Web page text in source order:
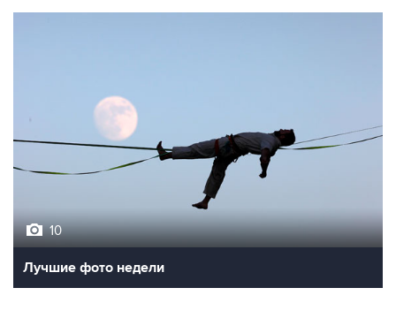
10
Лучшие фото недели